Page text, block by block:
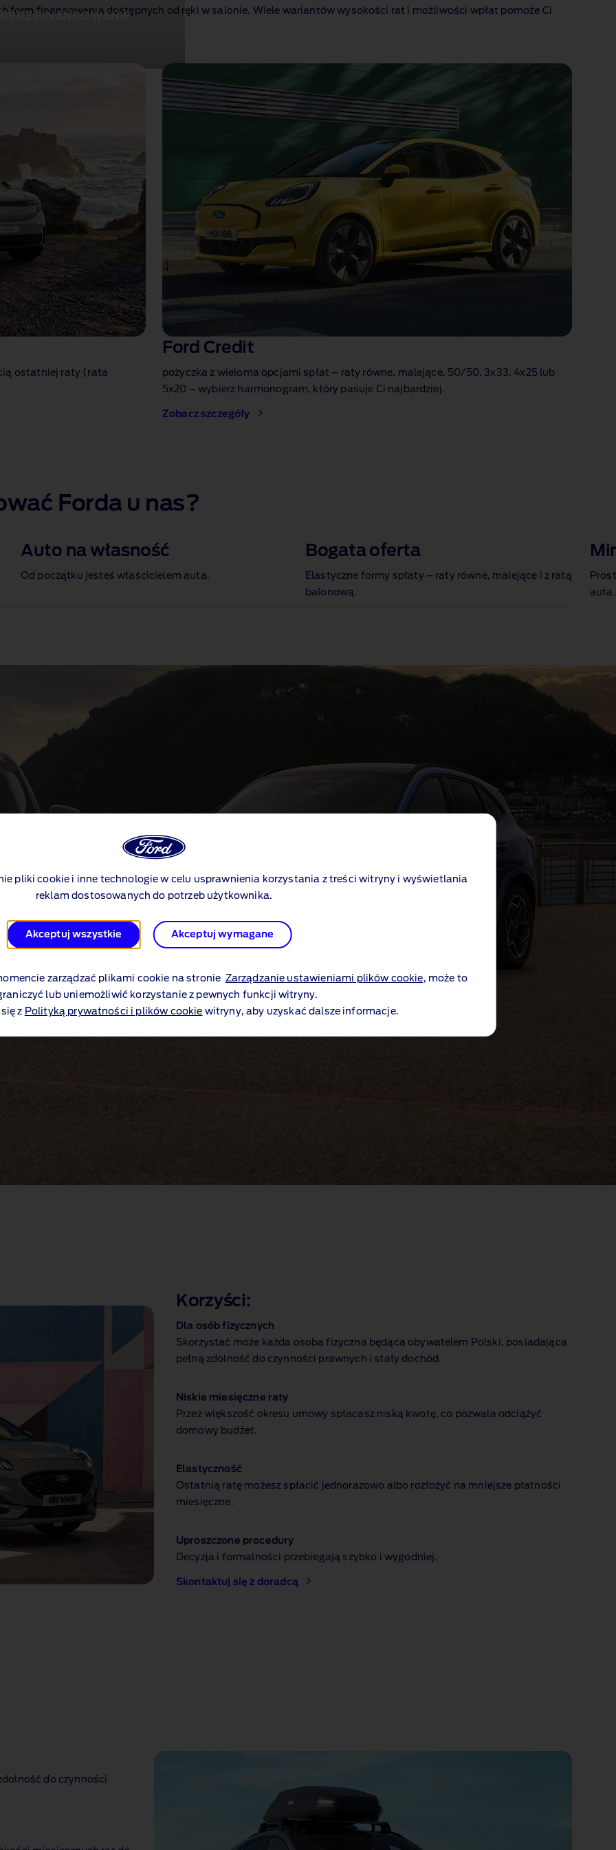
pliki cookie i inne technologie w celu usprawnienia korzystania z treści witryny i wyświetlania
reklam dostosowanych do potrzeb użytkownika.
Akceptuj wszystkie Akceptuj wymagane
zarządzać plikami cookie na stronie Zarządzanie ustawieniami plików cookie, może to
lub uniemożliwić korzystanie z pewnych funkcji witryny.
z Polityką prywatności i plików cookie witryny, aby uzyskać dalsze informacje.
FINANSOWANIE
form finansowania dostępnych od ręki w salonie. Wiele wariantów wysokości rat i możliwości wpłat pomoże Ci
ostatniej raty (rata
Ford Credit
pożyczka z wieloma opcjami spłat – raty równe, malejące, 50/50, 3x33, 4x25 lub
5x20 – wybierz harmonogram, który pasuje Ci najbardziej.
Zobacz szczegóły
Forda u nas?
Auto na własność
Od początku jesteś właścicielem auta.
Bogata oferta
Elastyczne formy spłaty – raty równe, malejące i z ratą
balonową.
auta.
Korzyści:
Dla osób fizycznych
Skorzystać może każda osoba fizyczna będąca obywatelem Polski, posiadająca
pełną zdolność do czynności prawnych i stały dochód.
Niskie miesięczne raty
Przez większość okresu umowy spłacasz niską kwotę, co pozwala odciążyć
domowy budżet.
Elastyczność
Ostatnią ratę możesz spłacić jednorazowo albo rozłożyć na mniejsze płatności
miesięczne.
Uproszczone procedury
Decyzja i formalności przebiegają szybko i wygodniej.
Skontaktuj się z doradcą
do czynności